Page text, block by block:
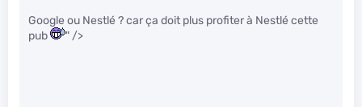
Google ou Nestlé ? car ça doit plus profiter à Nestlé cette
pub
" />